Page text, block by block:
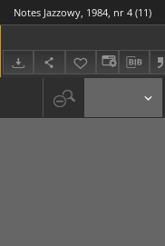
Notes Jazzowy, 1984, nr 4 (11)